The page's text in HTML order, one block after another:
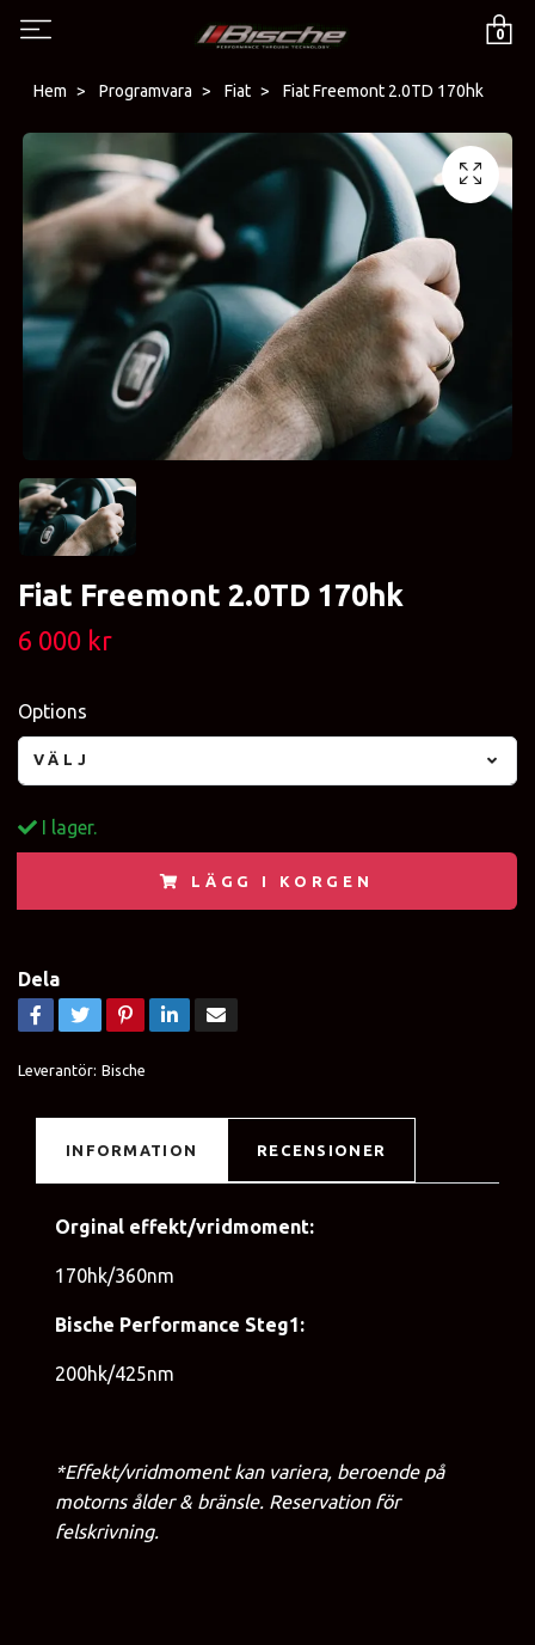
0
Hem Programvara Fiat Fiat Freemont 2.0TD 170hk
Fiat Freemont 2.0TD 170hk
6 000 kr
Options
VÄLJ
I lager.
LÄGG I KORGEN
Dela
Leverantör: Bische
INFORMATION RECENSIONER
Orginal effekt/vridmoment:
170hk/360nm
Bische Performance Steg1:
200hk/425nm
*Effekt/vridmoment kan variera, beroende på
motorns ålder & bränsle. Reservation för
felskrivning.